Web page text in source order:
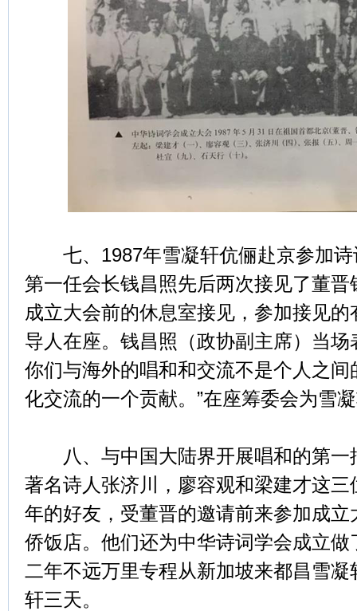
七、1987年雪凝轩伉俪赴京参加诗
第一任会长钱昌照先后两次接见了董
成立大会前的休息室接见，参加接见
导人在座。钱昌照（政协副主席）当场
你们与海外的唱和和交流不是个人之
化交流的一个贡献。”在座筹委会为雪
八、与中国大陆界开展唱和的第一
著名诗人张济川，廖容观和梁建才这
年的好友，受董晋的邀请前来参加成
侨饭店。他们还为中华诗词学会成立
二年不远万里专程从新加坡来都昌雪
轩三天。